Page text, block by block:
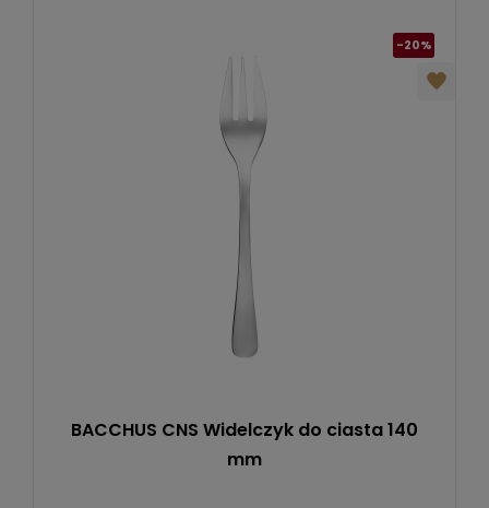
-20%
BACCHUS CNS Widelczyk do ciasta 140
mm